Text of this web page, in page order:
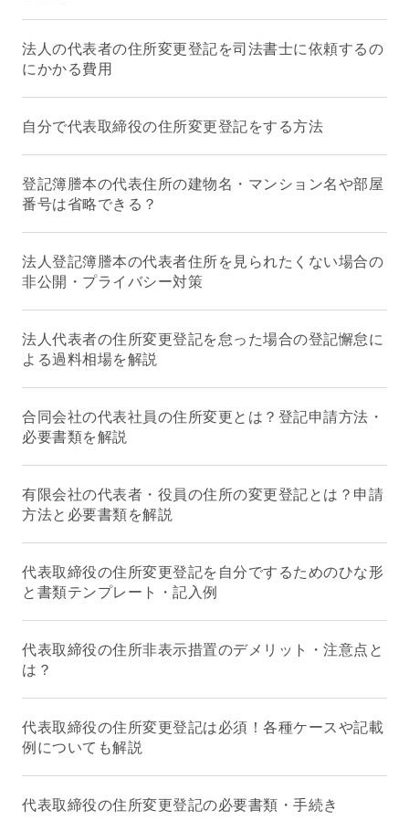
法人の代表者の住所変更登記を司法書士に依頼するの
にかかる費用
自分で代表取締役の住所変更登記をする方法
登記簿謄本の代表住所の建物名・マンション名や部屋
番号は省略できる？
法人登記簿謄本の代表者住所を見られたくない場合の
非公開・プライバシー対策
法人代表者の住所変更登記を怠った場合の登記懈怠に
よる過料相場を解説
合同会社の代表社員の住所変更とは？登記申請方法・
必要書類を解説
有限会社の代表者・役員の住所の変更登記とは？申請
方法と必要書類を解説
代表取締役の住所変更登記を自分でするためのひな形
と書類テンプレート・記入例
代表取締役の住所非表示措置のデメリット・注意点と
は？
代表取締役の住所変更登記は必須！各種ケースや記載
例についても解説
代表取締役の住所変更登記の必要書類・手続き